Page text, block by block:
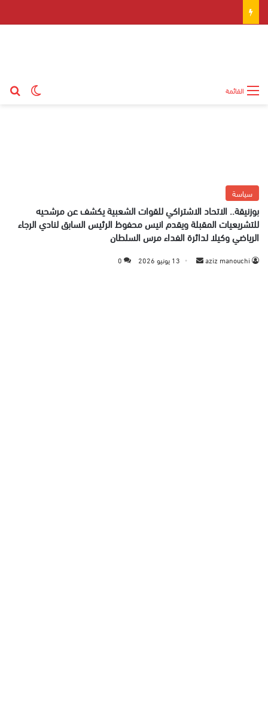
القائمة
سياسة
بوزنيقة.. الاتحاد الاشتراكي للقوات الشعبية يكشف عن مرشحيه
للتشريعيات المقبلة ويقدم انيس محفوظ الرئيس السابق لنادي الرجاء
الرياضي وكيلا لدائرة الفداء مرس السلطان
aziz manouchi 13 يونيو 2026 0